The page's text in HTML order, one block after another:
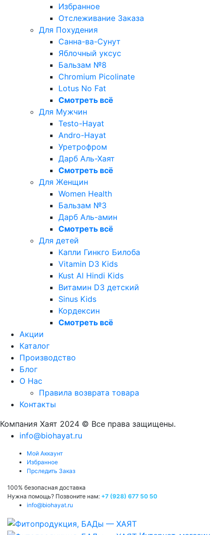
Избранное
Отслеживание Заказа
Для Похудения
Санна-ва-Сунут
Яблочный уксус
Бальзам №8
Chromium Picolinate
Lotus No Fat
Смотреть всё
Для Мужчин
Testo-Hayat
Andro-Hayat
Уретрофром
Дарб Аль-Хаят
Смотреть всё
Для Женщин
Women Health
Бальзам №3
Дарб Аль-амин
Смотреть всё
Для детей
Капли Гинкго Билоба
Vitamin D3 Kids
Kust Al Hindi Kids
Витамин D3 детский
Sinus Kids
Кордексин
Смотреть всё
Акции
Каталог
Производство
Блог
О Нас
Правила возврата товара
Контакты
Компания Хаят 2024 © Все права защищены.
info@biohayat.ru
Мой Аккаунт
Избранное
Прследить Заказ
100% безопасная доставка
Нужна помощь? Позвоните нам: +7 (928) 677 50 50
info@biohayat.ru